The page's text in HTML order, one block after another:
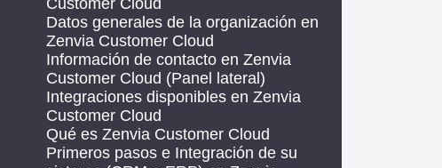
Customer Cloud
Datos generales de la organización en
Zenvia Customer Cloud
Información de contacto en Zenvia
Customer Cloud (Panel lateral)
Integraciones disponibles en Zenvia
Customer Cloud
Qué es Zenvia Customer Cloud
Primeros pasos e Integración de su